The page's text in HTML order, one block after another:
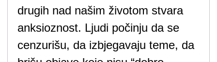
drugih nad našim životom stvara
anksioznost. Ljudi počinju da se
cenzurišu, da izbjegavaju teme, da